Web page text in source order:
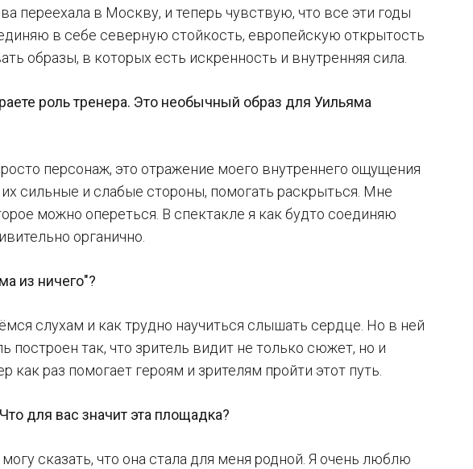
переехала в Москву, и теперь чувствую, что все эти годы
в себе северную стойкость, европейскую открытость
образы, в которых есть искренность и внутренняя сила.
роль тренера. Это необычный образ для Уильяма
персонаж, это отражение моего внутреннего ощущения
сильные и слабые стороны, помогать раскрыться. Мне
можно опереться. В спектакле я как будто соединяю
органично.
из ничего"?
слухам и как трудно научиться слышать сердце. Но в ней
так, что зритель видит не только сюжет, но и
раз помогает героям и зрителям пройти этот путь.
для вас значит эта площадка?
сказать, что она стала для меня родной. Я очень люблю